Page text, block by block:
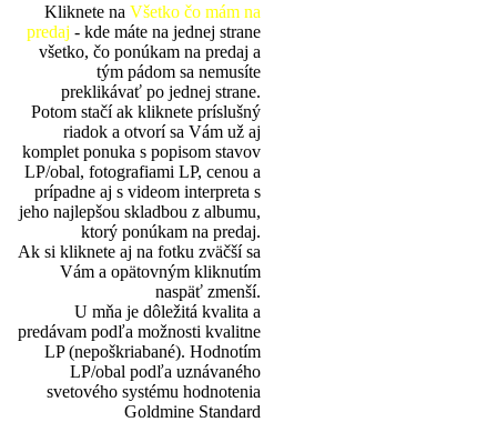
Kliknete na Všetko čo mám na
predaj - kde máte na jednej strane
všetko, čo ponúkam na predaj a
tým pádom sa nemusíte
preklikávať po jednej strane.
Potom stačí ak kliknete príslušný
riadok a otvorí sa Vám už aj
komplet ponuka s popisom stavov
LP/obal, fotografiami LP, cenou a
prípadne aj s videom interpreta s
jeho najlepšou skladbou z albumu,
ktorý ponúkam na predaj.
Ak si kliknete aj na fotku zväčší sa
Vám a opätovným kliknutím
naspäť zmenší.
U mňa je dôležitá kvalita a
predávam podľa možnosti kvalitne
LP (nepoškriabané). Hodnotím
LP/obal podľa uznávaného
svetového systému hodnotenia
Goldmine Standard